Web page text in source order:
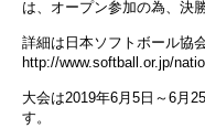
は、オープン参加の為、決
詳細は日本ソフトボール協
http://www.softball.or.jp/
大会は2019年6月5日～6月
す。